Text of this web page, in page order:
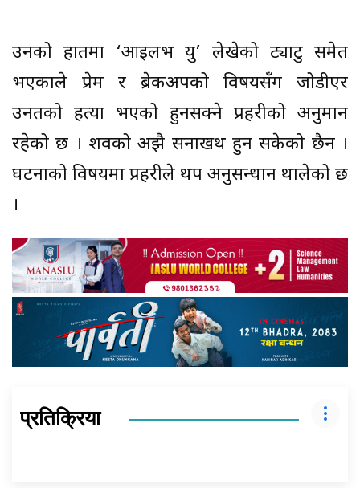
उनको हातमा ‘आइलभ यु’ लेखेको ट्याटु समेत
भएकाले प्रेम र ब्रेकअपको विषयसँग जोडीएर
उनतको हत्या भएको हुनसक्ने प्रहरीको अनुमान
रहेको छ । शवको अझै सनाखथ हुन सकेको छैन ।
घटनाको विषयमा प्रहरीले थप अनुसन्धान थालेको छ
।
प्रतिक्रिया